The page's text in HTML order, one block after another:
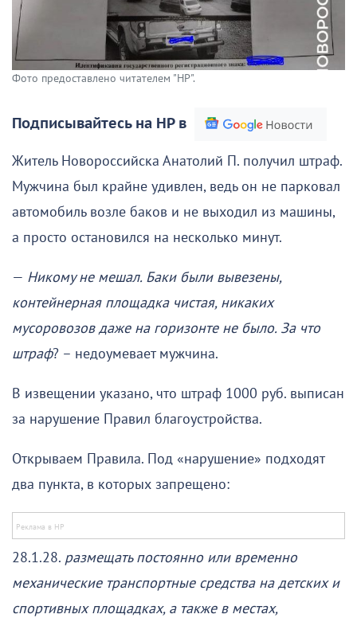
Фото предоставлено читателем "НР".
Подписывайтесь на НР в
Житель Новороссийска Анатолий П. получил штраф.
Мужчина был крайне удивлен, ведь он не парковал
автомобиль возле баков и не выходил из машины,
а просто остановился на несколько минут.
— Никому не мешал. Баки были вывезены,
контейнерная площадка чистая, никаких
мусоровозов даже на горизонте не было. За что
штраф? – недоумевает мужчина.
В извещении указано, что штраф 1000 руб. выписан
за нарушение Правил благоустройства.
Открываем Правила. Под «нарушение» подходят
два пункта, в которых запрещено:
28.1.28. размещать постоянно или временно
механические транспортные средства на детских и
спортивных площадках, а также в местах,